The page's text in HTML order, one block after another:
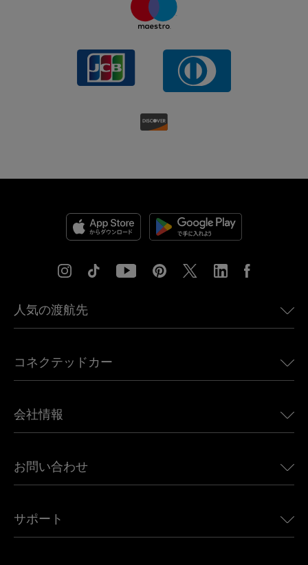
人気の渡航先
ヨーロッパ向けeSIM
カナダ向けeSIM
アフリカ向けeSIM
すべての目的地を見る
コネクテッドカー
Land Rover向けUbigi
Jeep向けUbigi
Mini向けUbigi
Maserati向けUbigi
会社情報
Ubigi関連プレス
Ubigiアプリ
お問い合わせ
アフェリエイトプログラム
サポート